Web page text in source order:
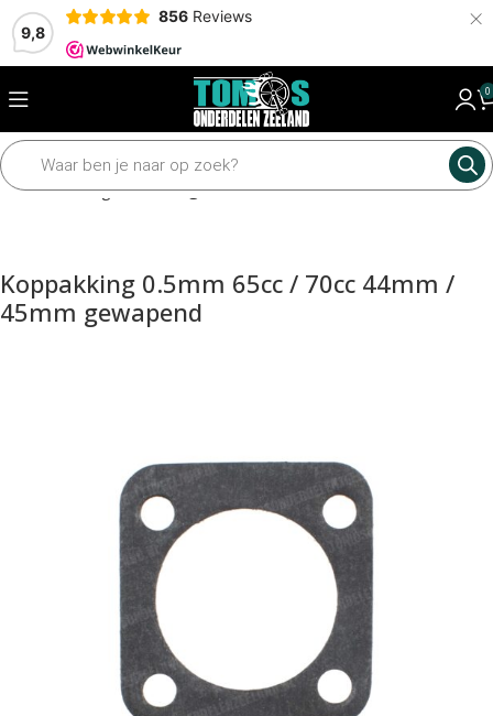
9,8
856 Reviews ×
0
Home Pakkingen Pakkingen los
Koppakking 0.5mm 65cc / 70cc 44mm /
45mm gewapend